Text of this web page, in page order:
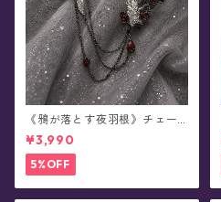
《鴉が落とす夜羽根》チェー
ンブローチ/襟ブローチ
¥3,990
5%OFF